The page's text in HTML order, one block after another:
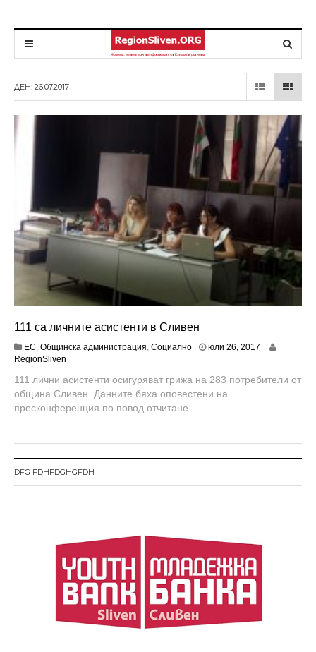
ДЕН: 26.07.2017
111 са личните асистенти в Сливен
ЕС, Общинска администрация, Социално юли 26, 2017
2
1
RegionSliven
111 лични асистенти осигуряват грижа на 283 потребители от
община Сливен. Данните бяха оповестени на
пресконференция по повод отчитане
DFG FDHFDGHGFDH